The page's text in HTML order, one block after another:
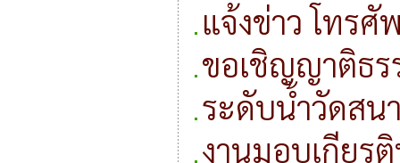
แจ้งข่าว โทร
ขอเชิญญาติธร
ระดับน้ำวัดสน
งานมอบเกียร